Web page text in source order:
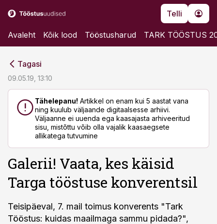
Telli
Avaleht Kõik lood Tööstusharud TARK TÖÖSTUS
Tagasi
09.05.19, 13:10
Tähelepanu! Artikkel on enam kui 5 aastat vana
ning kuulub väljaande digitaalsesse arhiivi.
Väljaanne ei uuenda ega kaasajasta arhiveeritud
sisu, mistõttu võib olla vajalik kaasaegsete
allikatega tutvumine
Galerii! Vaata, kes käisid
Targa tööstuse konverentsil
Teisipäeval, 7. mail toimus konverents "Tark
Tööstus: kuidas maailmaga sammu pidada?",